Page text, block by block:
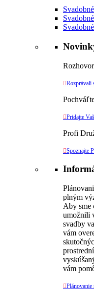
Rozprávali
Pridajte
Profi
Spoznajte
plným
Aby sme
umožnili
svadby
vám
vám
Plánovanie